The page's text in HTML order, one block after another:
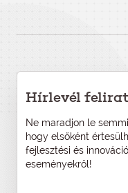
Hírlevél
Ne maradjon le
hogy elsőként
fejlesztési és
eseményekről!